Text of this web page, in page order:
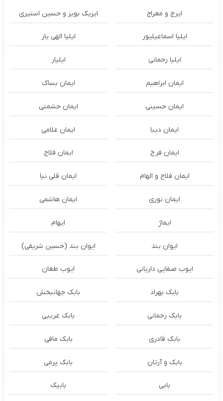
ایرج و معراج ایریک بویز و حسین استیری
ایلیا اسماعیلپور ایلیا الهی یار
ایلیا رحمانی ایلیار
ایمان ابراهیم ایمان بساک
ایمان حسینی ایمان حشمتی
ایمان دیبا ایمان غلامی
ایمان فرخ ایمان فلاح
ایمان فلاح و الهام ایمان قلی نیا
ایمان نوری ایمان هاشمی
ایماژ ایهام
ایوان بند ایوان بند (حسین شریفی)
ایوب صفایی داریانی ایوب طغان
بابک بهراد بابک جهانبخش
بابک رحمانی بابک غریبی
بابک قادری بابک مافی
بابک و آرتان بابک پرمی
بابی بابیک